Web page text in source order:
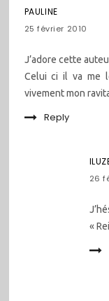
PAULINE
25 février 2010
J’adore cette
Celui ci il va me
vivement mon
Reply
26
«